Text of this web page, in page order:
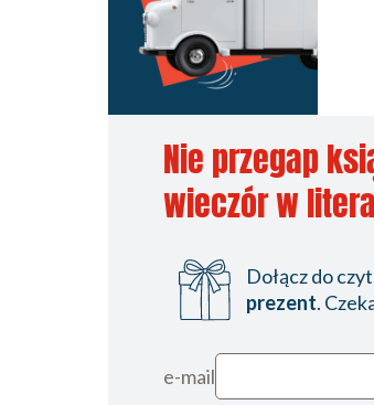
Nie przegap
wieczór w
Dołącz do
prezent.
e-mail